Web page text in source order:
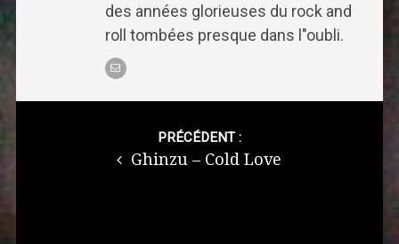
des années glorieuses du rock and
roll tombées presque dans l"oubli.
PRÉCÉDENT :
Ghinzu – Cold Love